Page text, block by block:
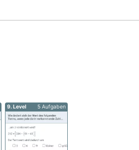
9. Level 5 Aufgaben